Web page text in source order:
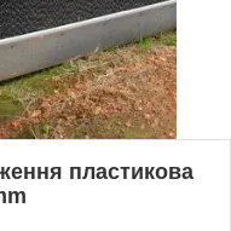
пластикова